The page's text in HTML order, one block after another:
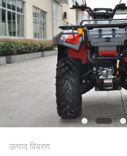
साइटमैप
गोपनीयता
नीति
उत्पाद विवरण